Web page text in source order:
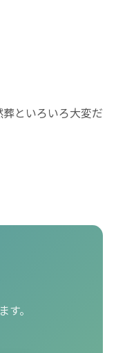
といろいろ大変だ
。